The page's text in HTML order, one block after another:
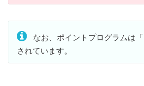
なお、ポイントプログラムは
されています。